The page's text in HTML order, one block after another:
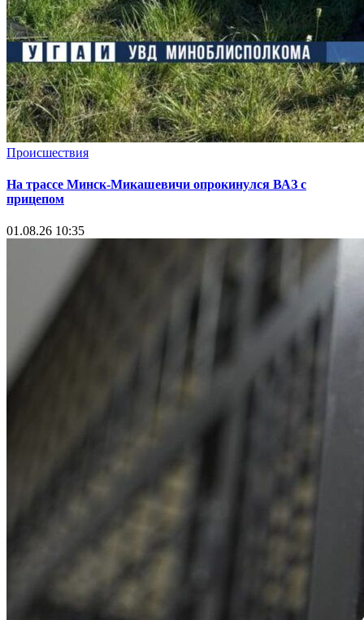
Происшествия
На трассе Минск-Микашевичи опрокинулся ВАЗ с
прицепом
01.08.26 10:35